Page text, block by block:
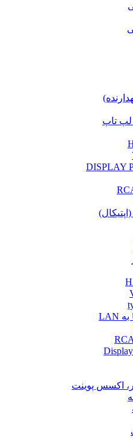
لپ تاپ
اکسس پوینت